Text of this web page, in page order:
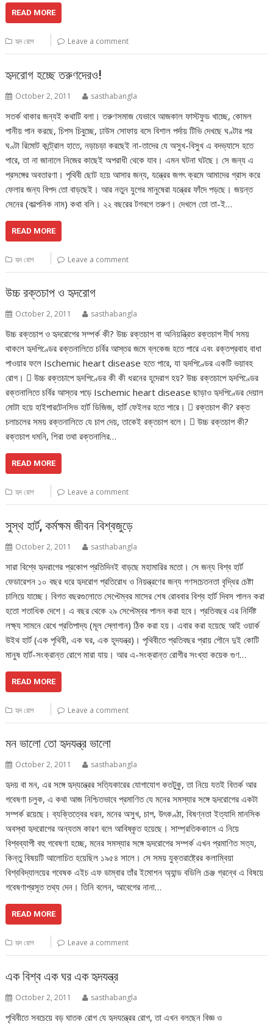
READ MORE
হৃদ রোগ Leave a comment
হৃদরোগ হচ্ছে তরুণদেরও!
October 2, 2011 sasthabangla
সতর্ক থাকার জন্যই কথাটি বলা। তরুণসমাজ যেভাবে আজকাল ফাস্টফুড খাচ্ছে, কোমল
পানীয় পান করছে, চিপস চিবুচ্ছে, ঢাউস সোফায় বসে বিশাল পর্দায় টিভি দেখছে ঘণ্টার পর
ঘণ্টা রিমোট কন্ট্রোল হাতে, নড়াচড়া করছেই না-তাদের যে অসুখ-বিসুখ এ বদভ্যাসে হতে
পারে, তা না জানালে নিজের কাছেই অপরাধী থেকে যাব। এমন ঘটনা ঘটছে। সে জন্য এ
প্রসঙ্গের অবতারণা। পৃথিবী ছোট হয়ে আসার জন্য, যন্ত্রের জগৎ ক্রমে আমাদের গ্রাস করে
ফেলার জন্য বিপদ তো বাড়ছেই। আর নতুন যুগের মানুষেরা যন্ত্রের ফাঁদে পড়ছে। জয়ন্ত
সেনের (কাল্পনিক নাম) কথা বলি। ২২ বছরের টগবগে তরুণ। দেখলে তো তা-ই…
READ MORE
হৃদ রোগ Leave a comment
উচ্চ রক্তচাপ ও হৃদরোগ
October 2, 2011 sasthabangla
উচ্চ রক্তচাপ ও হৃদরোগের সম্পর্ক কী? উচ্চ রক্তচাপ বা অনিয়ন্ত্রিত রক্তচাপ দীর্ঘ সময়
থাকলে হৃদপিণ্ডের রক্তনালিতে চর্বির আস্তর জমে ব্লকেজ হতে পারে এবং রক্তপ্রবাহ বাধা
পাওয়ার ফলে Ischemic heart disease হতে পারে, যা হৃদপিণ্ডের একটি ভয়াবহ
রোগ।  উচ্চ রক্তচাপে হৃদপিণ্ডের কী কী ধরনের হূদেরাগ হয়? উচ্চ রক্তচাপে হৃদপিণ্ডের
রক্তনালিতে চর্বির আস্তর পড়ে Ischemic heart disease ছাড়াও হৃদপিণ্ডের দেয়াল
মোটা হয়ে হাইপারটেনসিভ হার্ট ডিজিজ, হার্ট ফেইলর হতে পারে।  রক্তচাপ কী? রক্ত
চলাচলের সময় রক্তনালিতে যে চাপ দেয়, তাকেই রক্তচাপ বলে।  উচ্চ রক্তচাপ কী?
রক্তচাপ ধমনি, শিরা তথা রক্তনালির…
READ MORE
হৃদ রোগ Leave a comment
সুস্থ হার্ট, কর্মক্ষম জীবন বিশ্বজুড়ে
October 2, 2011 sasthabangla
সারা বিশ্বে হৃদরাগের প্রকোপ প্রতিদিনই বাড়ছে মহামারির মতো। সে জন্য বিশ্ব হার্ট
ফেডারেশন ১০ বছর ধরে হৃদরোগ প্রতিরোধ ও নিয়ন্ত্রণের জন্য গণসচেতনতা বৃদ্ধির চেষ্টা
চালিয়ে যাচ্ছে। বিগত বছরগুলোতে সেপ্টেম্বর মাসের শেষ রোববার বিশ্ব হার্ট দিবস পালন করা
হতো শতাধিক দেশে। এ বছর থেকে ২৯ সেপ্টেম্বর পালন করা হবে। প্রতিবছর এর নির্দিষ্ট
লক্ষ্য সামনে রেখে প্রতিপাদ্য (মূল স্লোগান) ঠিক করা হয়। এবার করা হয়েছে আই ওয়ার্ক
উইথ হার্ট (এক পৃথিবী, এক ঘর, এক হূদযন্ত্র)। পৃথিবীতে প্রতিবছর প্রায় পৌনে দুই কোটি
মানুষ হার্ট-সংক্রান্ত রোগে মারা যায়। আর এ-সংক্রান্ত রোগীর সংখ্যা কয়েক গুণ…
READ MORE
হৃদ রোগ Leave a comment
মন ভালো তো হৃদযন্ত্র ভালো
October 2, 2011 sasthabangla
হৃদয় বা মন, এর সঙ্গে হৃদ্‌যন্ত্রের সত্যিকারের যোগাযোগ কতটুকু, তা নিয়ে যতই বিতর্ক আর
গবেষণা চলুক, এ কথা আজ নিশ্চিতভাবে প্রমাণিত যে মনের সমস্যার সঙ্গে হৃদরোগের একটা
সম্পর্ক রয়েছে। ব্যক্তিত্বের ধরন, মনের অসুখ, চাপ, উৎকণ্ঠা, বিষণ্নতা ইত্যাদি মানসিক
অবস্থা হৃদরোগের অন্যতম কারণ বলে আবিষ্কৃত হয়েছে। সাম্প্রতিককালে এ নিয়ে
বিশ্বব্যাপী বহু গবেষণা হচ্ছে, মনের সমস্যার সঙ্গে হৃদরোগের সম্পর্ক এখন প্রমাণিত সত্য,
কিন্তু বিষয়টি আলোচিত হয়েছিল ১৯৫৪ সালে। সে সময় যুক্তরাষ্ট্রের কলাম্বিয়া
বিশ্ববিদ্যালয়ের গবেষক এইচ এফ ডাম্বার তাঁর ইমোশন অ্যান্ড বডিলি চেঞ্জ গ্রন্থে এ বিষয়ে
গবেষণাপ্রসূত তথ্য দেন। তিনি বলেন, আবেগের নানা…
READ MORE
হৃদ রোগ Leave a comment
এক বিশ্ব এক ঘর এক হৃদযন্ত্র
October 2, 2011 sasthabangla
পৃথিবীতে সবচেয়ে বড় ঘাতক রোগ যে হৃদযন্ত্রের রোগ, তা এখন বলছেন বিজ্ঞ ও